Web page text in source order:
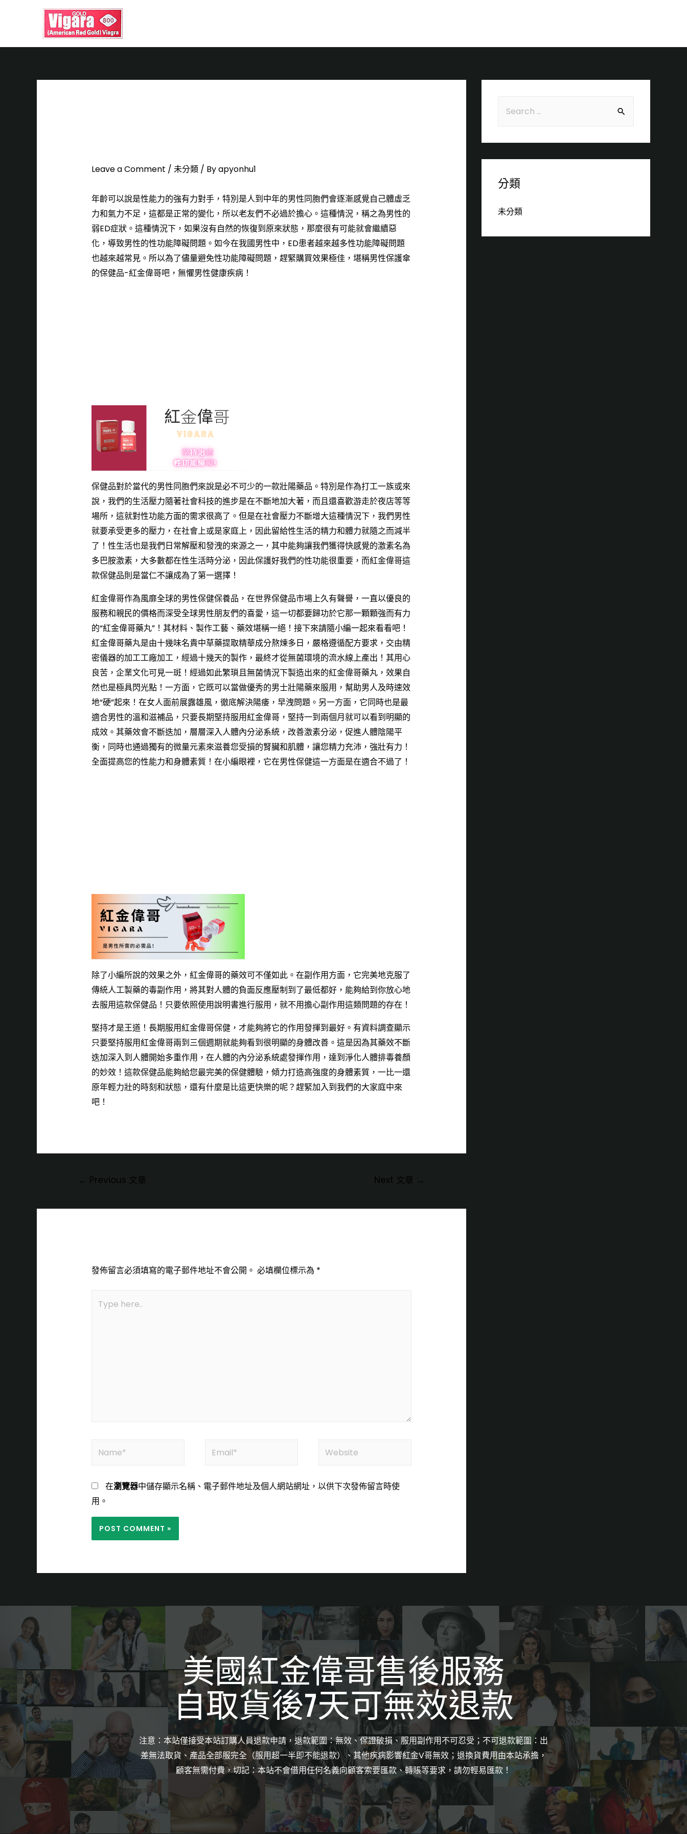
Leave a Comment / 未分類/ Byapyonhu1
年齡可以說是性能力的強有力對手，特別是人到中年的男性同胞們會逐漸感覺自己體虛乏
力和氣力不足，這都是正常的變化，所以老友們不必過於擔心。這種情況，稱之為男性的
弱ED症狀。這種情況下，如果沒有自然的恢復到原來狀態，那麼很有可能就會繼續惡
化，導致男性的性功能障礙問題。如今在我國男性中，ED患者越來越多性功能障礙問題
也越來越常見。所以為了儘量避免性功能障礙問題，趕緊購買效果極佳，堪稱男性保護傘
的保健品-紅金偉哥吧，無懼男性健康疾病！
保健品對於當代的男性同胞們來說是必不可少的一款壯陽藥品。特別是作為打工一族或來
說，我們的生活壓力隨著社會科技的進步是在不斷地加大著，而且還喜歡游走於夜店等等
場所，這就對性功能方面的需求很高了。但是在社會壓力不斷增大這種情況下，我們男性
就要承受更多的壓力，在社會上或是家庭上，因此留給性生活的精力和體力就隨之而減半
了！性生活也是我們日常解壓和發洩的來源之一，其中能夠讓我們獲得快感覺的激素名為
多巴胺激素，大多數都在性生活時分泌，因此保護好我們的性功能很重要，而紅金偉哥這
款保健品則是當仁不讓成為了第一選擇！
紅金偉哥作為風靡全球的男性保健保養品，在世界保健品市場上久有聲譽，一直以優良的
服務和親民的價格而深受全球男性朋友們的喜愛，這一切都要歸功於它那一顆顆強而有力
的“紅金偉哥藥丸”！其材料、製作工藝、藥效堪稱一絕！接下來請隨小編一起來看看吧！
紅金偉哥藥丸是由十幾味名貴中草藥提取精華成分熬煉多日，嚴格遵循配方要求，交由精
密儀器的加工工廠加工，經過十幾天的製作，最終才從無菌環境的流水線上產出！其用心
良苦，企業文化可見一斑！經過如此繁瑣且無菌情況下製造出來的紅金偉哥藥丸，效果自
然也是極具閃光點！一方面，它既可以當做優秀的男士壯陽藥來服用，幫助男人及時速效
地“硬”起來！在女人面前展露雄風，徹底解決陽痿，早洩問題。另一方面，它同時也是最
適合男性的溫和滋補品，只要長期堅持服用紅金偉哥，堅持一到兩個月就可以看到明顯的
成效。其藥效會不斷迭加，層層深入人體內分泌系統，改善激素分泌，促進人體陰陽平
衡，同時也通過獨有的微量元素來滋養您受損的腎臟和肌體，讓您精力充沛，強壯有力！
全面提高您的性能力和身體素質！在小編眼裡，它在男性保健這一方面是在適合不過了！
除了小編所說的效果之外， 紅金偉哥的藥效可不僅如此。在副作用方面，它完美地克服了
傳統人工製藥的毒副作用，將其對人體的負面反應壓制到了最低都好，能夠給到你放心地
去服用這款保健品！只要依照使用說明書進行服用，就不用擔心副作用這類問題的存在！
堅持才是王道！長期服用紅金偉哥保健，才能夠將它的作用發揮到最好。有資料調查顯示
只要堅持服用紅金偉哥兩到三個週期就能夠看到很明顯的身體改善。這是因為其藥效不斷
迭加深入到人體開始多重作用，在人體的內分泌系統處發揮作用，達到淨化人體排毒養顏
的妙效！這款保健品能夠給您最完美的保健體驗，傾力打造高強度的身體素質，一比一還
原年輕力壯的時刻和狀態，還有什麼是比這更快樂的呢？趕緊加入到我們的大家庭中來
吧！
← Previous 文章 Next 文章 →
發佈留言必須填寫的電子郵件地址不會公開。 必填欄位標示為 *
在瀏覽器中儲存顯示名稱、電子郵件地址及個人網站網址，以供下次發佈留言時使
用。
分類
未分類
美國紅金偉哥售後服務
自取貨後7天可無效退款
注意：本站僅接受本站訂購人員退款申請，退款範圍：無效、保證破損、服用副作用不可忍受；不可退款範圍：出
差無法取貨、產品全部服完全（服用超一半即不能退款）、其他疾病影響紅金V哥無效；退換貨費用由本站承擔，
顧客無需付費，切記：本站不會借用任何名義向顧客索要匯款、轉賬等要求，請勿輕易匯款！